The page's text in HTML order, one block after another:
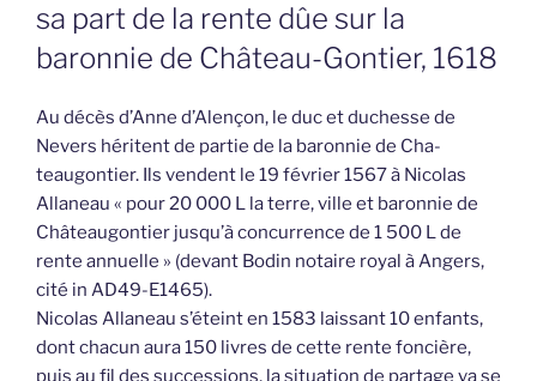
sa part de la rente dûe sur la
baronnie de Château-Gontier, 1618
Au décès d’Anne d’Alençon, le duc et duchesse de
Nevers héritent de partie de la baronnie de Cha-
teaugontier. Ils vendent le 19 février 1567 à Nicolas
Allaneau « pour 20 000 L la terre, ville et baronnie de
Châteaugontier jusqu’à concurrence de 1 500 L de
rente annuelle » (devant Bodin notaire royal à Angers,
cité in AD49-E1465).
Nicolas Allaneau s’éteint en 1583 laissant 10 enfants,
dont chacun aura 150 livres de cette rente foncière,
puis au fil des successions, la situation de partage va se